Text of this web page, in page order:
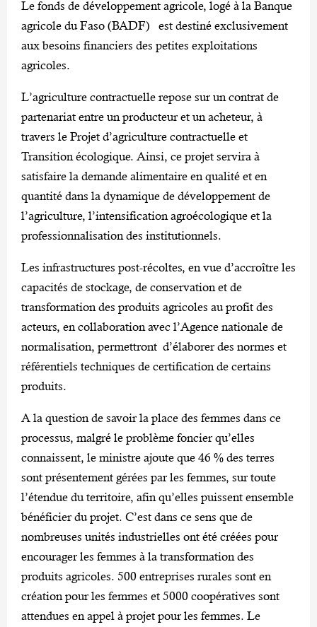
Le fonds de développement agricole, logé à la Banque
agricole du Faso (BADF) est destiné exclusivement
aux besoins financiers des petites exploitations
agricoles.
L’agriculture contractuelle repose sur un contrat de
partenariat entre un producteur et un acheteur, à
travers le Projet d’agriculture contractuelle et
Transition écologique. Ainsi, ce projet servira à
satisfaire la demande alimentaire en qualité et en
quantité dans la dynamique de développement de
l’agriculture, l’intensification agroécologique et la
professionnalisation des institutionnels.
Les infrastructures post-récoltes, en vue d’accroître les
capacités de stockage, de conservation et de
transformation des produits agricoles au profit des
acteurs, en collaboration avec l’Agence nationale de
normalisation, permettront d’élaborer des normes et
référentiels techniques de certification de certains
produits.
A la question de savoir la place des femmes dans ce
processus, malgré le problème foncier qu’elles
connaissent, le ministre ajoute que 46 % des terres
sont présentement gérées par les femmes, sur toute
l’étendue du territoire, afin qu’elles puissent ensemble
bénéficier du projet. C’est dans ce sens que de
nombreuses unités industrielles ont été créées pour
encourager les femmes à la transformation des
produits agricoles. 500 entreprises rurales sont en
création pour les femmes et 5000 coopératives sont
attendues en appel à projet pour les femmes. Le